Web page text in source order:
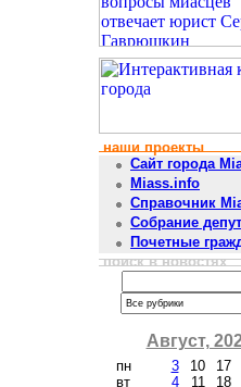
наши проекты
Сайт города
Miass.info
Справочник
Собрание
Почетные
поиск в новостях
Август,
пн
вт
3
4
10
11
17
18